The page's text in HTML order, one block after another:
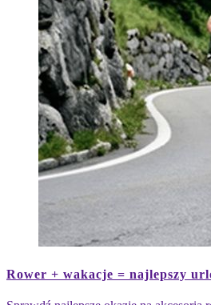
na
rowerze
górskim
Rower + wakacje = najlepszy